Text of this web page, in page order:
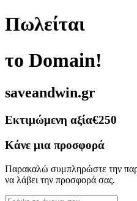
Πωλείται
το Domain!
saveandwin.gr
Εκτιμώμενη αξία€250
Κάνε μια προσφορά
Παρακαλώ συμπληρώστε την
να λάβει την προσφορά σας.